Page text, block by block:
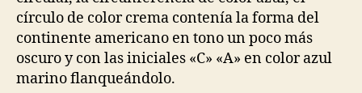
círculo de color crema contenía la forma del
continente americano en tono un poco más
oscuro y con las iniciales «C» «A» en color azul
marino flanqueándolo.